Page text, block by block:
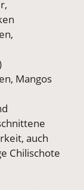
Mangos
auch
Chilischote